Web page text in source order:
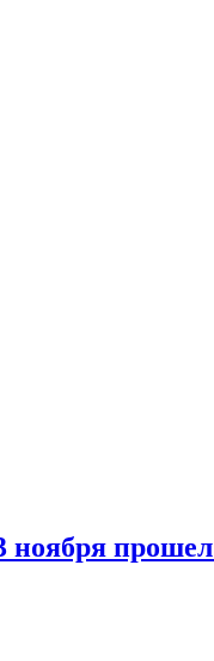
прошел